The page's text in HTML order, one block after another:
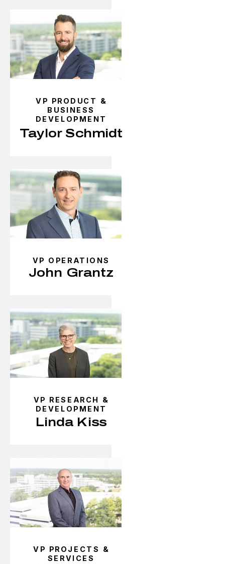
VP PRODUCT &
BUSINESS
DEVELOPMENT
Taylor Schmidt
VP OPERATIONS
John Grantz
VP RESEARCH &
DEVELOPMENT
Linda Kiss
VP PROJECTS &
SERVICES